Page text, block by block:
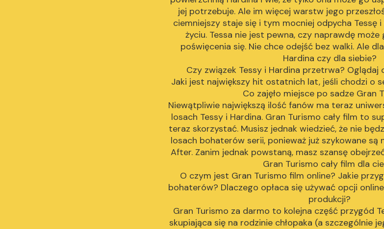
jej potrzebuje. Ale im więcej warstw jego
ciemniejszy staje się i tym mocniej odpycha Tessę
życiu. Tessa nie jest pewna, czy naprawdę
poświęcenia się. Nie chce odejść bez walki. Ale
Hardina czy dla siebie?
Czy związek Tessy i Hardina przetrwa? Oglądaj
Jaki jest największy hit ostatnich lat, jeśli chodzi o
Co zajęło miejsce po sadze Gran
Niewątpliwie największą ilość fanów ma teraz
losach Tessy i Hardina. Gran Turismo cały film to
teraz skorzystać. Musisz jednak wiedzieć, że nie
losach bohaterów serii, ponieważ już szykowane
After. Zanim jednak powstaną, masz szansę
Gran Turismo cały film dla
O czym jest Gran Turismo film online? Jakie
bohaterów? Dlaczego opłaca się używać opcji
produkcji?
Gran Turismo za darmo to kolejna część przygód
skupiająca się na rodzinie chłopaka (a szczególnie